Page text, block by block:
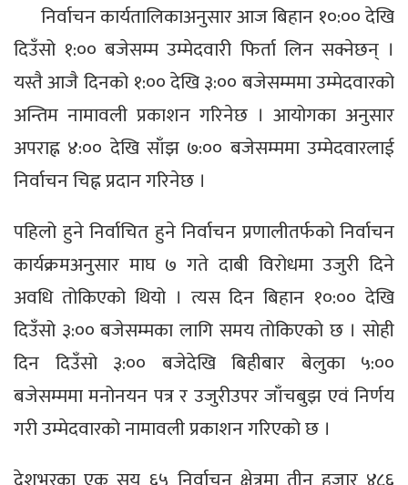
निर्वाचन कार्यतालिकाअनुसार आज बिहान १०:०० देखि
दिउँसो १:०० बजेसम्म उम्मेदवारी फिर्ता लिन सक्नेछन् ।
यस्तै आजै दिनको १:०० देखि ३:०० बजेसम्ममा उम्मेदवारको
अन्तिम नामावली प्रकाशन गरिनेछ । आयोगका अनुसार
अपराह्न ४:०० देखि साँझ ७:०० बजेसम्ममा उम्मेदवारलाई
निर्वाचन चिह्न प्रदान गरिनेछ ।
पहिलो हुने निर्वाचित हुने निर्वाचन प्रणालीतर्फको निर्वाचन
कार्यक्रमअनुसार माघ ७ गते दाबी विरोधमा उजुरी दिने
अवधि तोकिएको थियो । त्यस दिन बिहान १०:०० देखि
दिउँसो ३:०० बजेसम्मका लागि समय तोकिएको छ । सोही
दिन दिउँसो ३:०० बजेदेखि बिहीबार बेलुका ५:००
बजेसम्ममा मनोनयन पत्र र उजुरीउपर जाँचबुझ एवं निर्णय
गरी उम्मेदवारको नामावली प्रकाशन गरिएको छ ।